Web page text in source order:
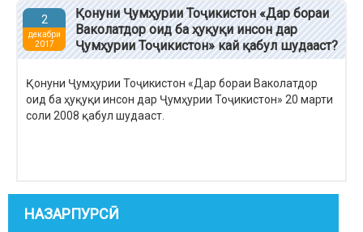
2
декабри
2017
Қонуни Ҷумҳурии Тоҷикистон «Дар бораи
Ваколатдор оид ба ҳуқуқи инсон дар
Ҷумҳурии Тоҷикистон» кай қабул шудааст?
Қонуни Ҷумҳурии Тоҷикистон «Дар бораи Ваколатдор
оид ба ҳуқуқи инсон дар Ҷумҳурии Тоҷикистон» 20 марти
соли 2008 қабул шудааст.
НАЗАРПУРСӢ